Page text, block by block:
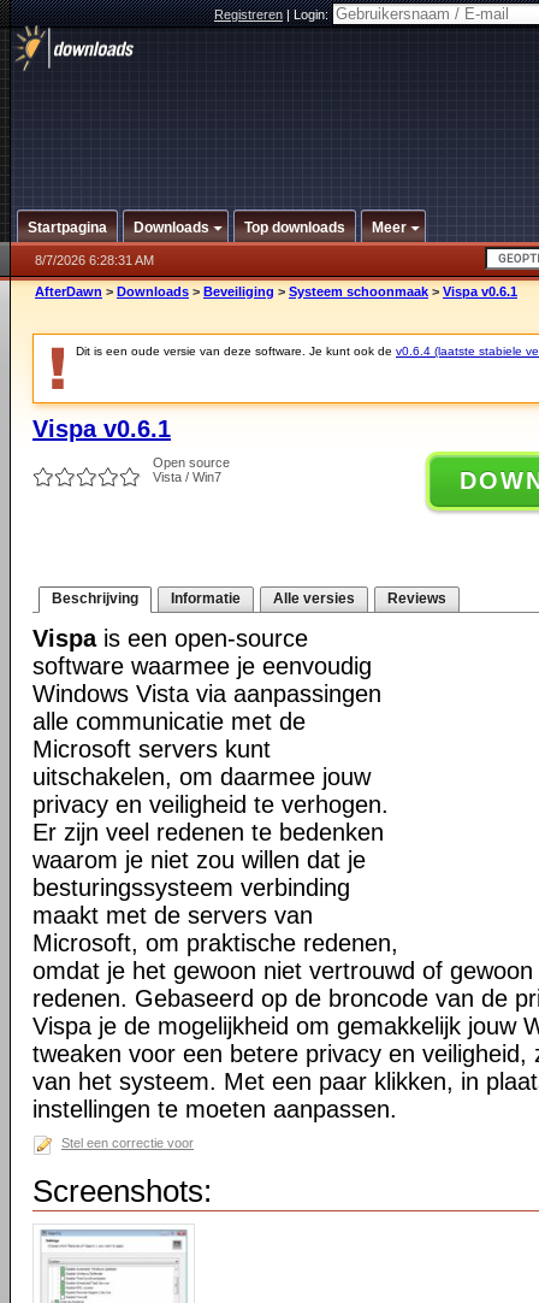
Registreren|Login:
Startpagina Downloads Top downloads Meer
8/7/2026 6:28:31 AM
AfterDawn > Downloads > Beveiliging > Systeem schoonmaak > Vispa v0.6.1
Dit is een oude versie van deze software. Je kunt ook de v0.6.4 (laatste stabiele
Vispa v0.6.1
Open source
Vista / Win7
Beschrijving Informatie Alle versies Reviews
Vispais een open-source
software waarmee je eenvoudig
Windows Vista via aanpassingen
alle communicatie met de
Microsoft servers kunt
uitschakelen, om daarmee jouw
privacy en veiligheid te verhogen.
Er zijn veel redenen te bedenken
waarom je niet zou willen dat je
besturingssysteem verbinding
maakt met de servers van
Microsoft, om praktische redenen,
omdat je het gewoon niet vertrouwd of
redenen. Gebaseerd op de broncode van de
Vispa je de mogelijkheid om gemakkelijk jouw
tweaken voor een betere privacy en veiligheid,
van het systeem. Met een paar klikken, in
instellingen te moeten aanpassen.
Stel een correctie voor
Screenshots: